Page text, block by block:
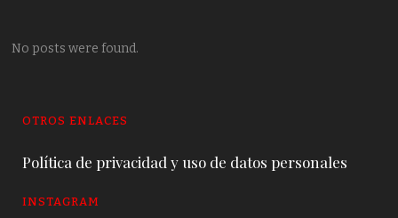
No posts were found.
OTROS ENLACES
Política de privacidad y uso de datos personales
INSTAGRAM